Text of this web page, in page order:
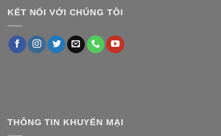
KẾT NỐI VỚI CHÚNG TÔI
THÔNG TIN KHUYẾN MẠI